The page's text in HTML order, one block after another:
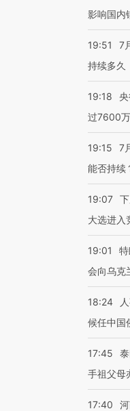
影响国内
19:51
7
持续多久
19:18
过7600
19:15
7
能否持续
19:07
大选进入
19:01
会向乌克
18:24
候任中国
17:45
手祖父母
17:40